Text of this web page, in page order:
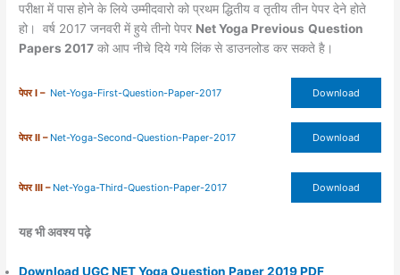
परीक्षा में पास होने के लिये उम्मीदवारो को प्रथम द्धितीय व तृतीय तीन पेपर देने होते
हो। वर्ष 2017 जनवरी में हुये तीनो पेपर Net Yoga Previous Question
Papers 2017 को आप नीचे दिये गये लिंक से डाउनलोड कर सकते है।
पेपर I – Net-Yoga-First-Question-Paper-2017 Download
पेपर II –Net-Yoga-Second-Question-Paper-2017 Download
पेपर III –Net-Yoga-Third-Question-Paper-2017 Download
यह भी अवश्य पढ़े
Download UGC NET Yoga Question Paper 2019 PDF